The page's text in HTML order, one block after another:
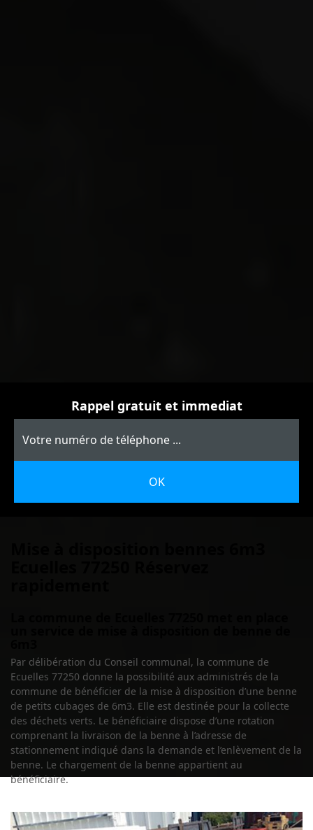
Rappel gratuit et immediat
Par délibération du Conseil communal, la commune de
Ecuelles 77250 donne la possibilité aux administrés de la
commune de bénéficier de la mise à disposition d’une benne
de petits cubages de 6m3. Elle est destinée pour la collecte
des déchets verts. Le bénéficiaire dispose d’une rotation
comprenant la livraison de la benne à l’adresse de
stationnement indiqué dans la demande et l’enlèvement de la
benne. Le chargement de la benne appartient au
bénéficiaire.